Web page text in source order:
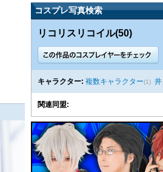
コスプレ写真検索
リコリスリコイル(50)
キャラクター: 複数キャラクター(1)
関連同盟: